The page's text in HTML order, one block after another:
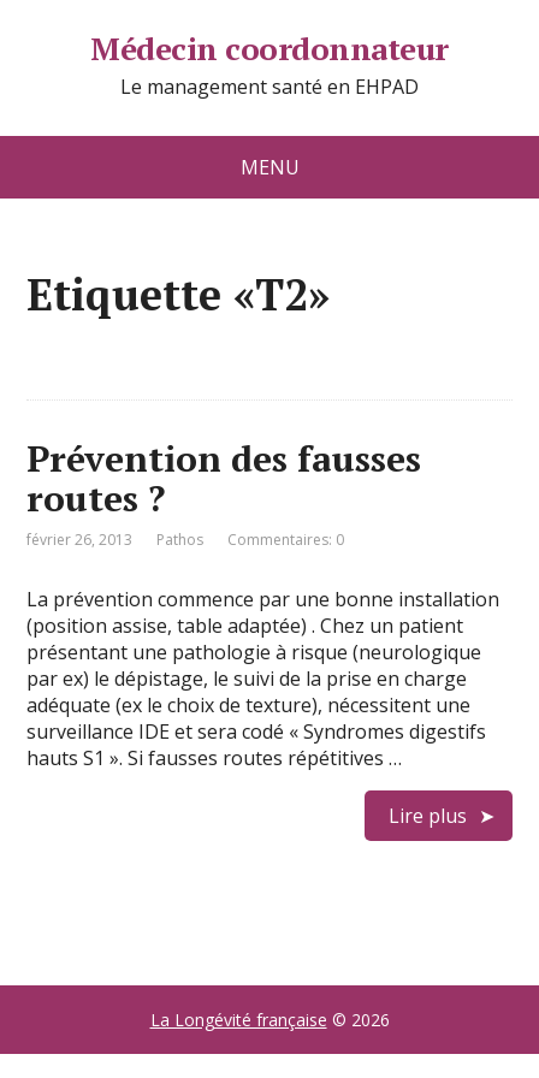
Médecin coordonnateur
Le management santé en EHPAD
MENU
Etiquette «T2»
Prévention des fausses
routes ?
février 26, 2013 Pathos Commentaires: 0
La prévention commence par une bonne installation
(position assise, table adaptée) . Chez un patient
présentant une pathologie à risque (neurologique
par ex) le dépistage, le suivi de la prise en charge
adéquate (ex le choix de texture), nécessitent une
surveillance IDE et sera codé « Syndromes digestifs
hauts S1 ». Si fausses routes répétitives …
Lire plus
La Longévité française © 2026